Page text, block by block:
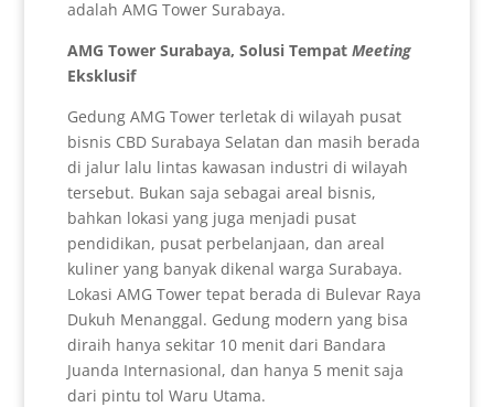
adalah AMG Tower Surabaya.
AMG Tower Surabaya, Solusi Tempat Meeting
Eksklusif
Gedung AMG Tower terletak di wilayah pusat
bisnis CBD Surabaya Selatan dan masih berada
di jalur lalu lintas kawasan industri di wilayah
tersebut. Bukan saja sebagai areal bisnis,
bahkan lokasi yang juga menjadi pusat
pendidikan, pusat perbelanjaan, dan areal
kuliner yang banyak dikenal warga Surabaya.
Lokasi AMG Tower tepat berada di Bulevar Raya
Dukuh Menanggal. Gedung modern yang bisa
diraih hanya sekitar 10 menit dari Bandara
Juanda Internasional, dan hanya 5 menit saja
dari pintu tol Waru Utama.